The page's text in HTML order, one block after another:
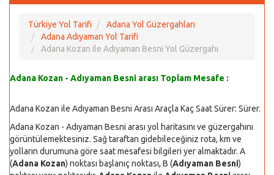
Türkiye Yol Tarifi
Adana Yol Güzergahları
Adana Adıyaman Yol Tarifi
Adana Kozan ile Adıyaman Besni Yol Güzergahı
Adana Kozan - Adıyaman Besni arası Toplam Mesafe :
Adana Kozan ile Adıyaman Besni Arası Araçla Kaç Saat Sürer: Sürer.
Adana Kozan - Adıyaman Besni arası yol haritasını ve güzergahını
görüntülemektesiniz. Sağ taraftan gidebileceğiniz rota, km ve
yolların durumuna göre saat mesafesi bilgileri yer almaktadır. A
(Adana Kozan) noktası başlanıç noktası, B (Adıyaman Besni)